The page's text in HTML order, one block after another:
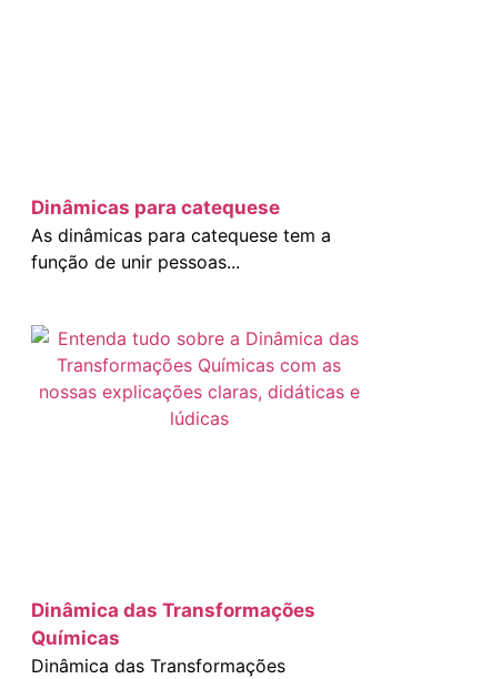
Dinâmicas para catequese
As dinâmicas para catequese tem a
função de unir pessoas...
Dinâmica das Transformações
Químicas
Dinâmica das Transformações